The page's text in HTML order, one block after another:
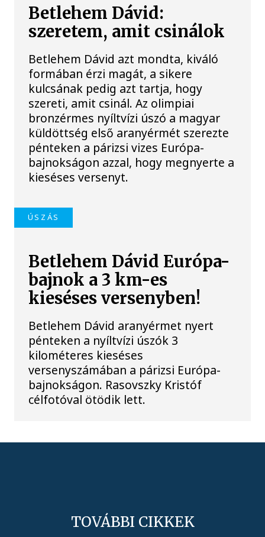
Betlehem Dávid:
szeretem, amit csinálok
Betlehem Dávid azt mondta, kiváló
formában érzi magát, a sikere
kulcsának pedig azt tartja, hogy
szereti, amit csinál. Az olimpiai
bronzérmes nyíltvízi úszó a magyar
küldöttség első aranyérmét szerezte
pénteken a párizsi vizes Európa-
bajnokságon azzal, hogy megnyerte a
kieséses versenyt.
ÚSZÁS
Betlehem Dávid Európa-
bajnok a 3 km-es
kieséses versenyben!
Betlehem Dávid aranyérmet nyert
pénteken a nyíltvízi úszók 3
kilométeres kieséses
versenyszámában a párizsi Európa-
bajnokságon. Rasovszky Kristóf
célfotóval ötödik lett.
TOVÁBBI CIKKEK